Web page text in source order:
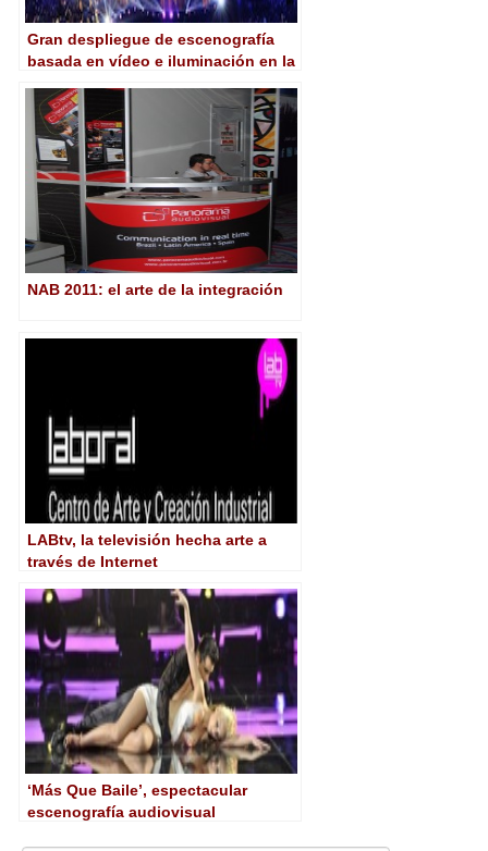
Gran despliegue de escenografía
basada en vídeo e iluminación en la
NAB 2011: el arte de la integración
LABtv, la televisión hecha arte a
través de Internet
‘Más Que Baile’, espectacular
escenografía audiovisual